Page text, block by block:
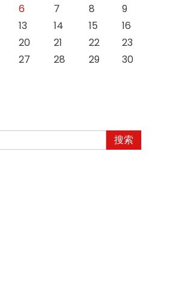
6 7 8
9
13 14 15
16
20 21 22
23
27 28 29
30